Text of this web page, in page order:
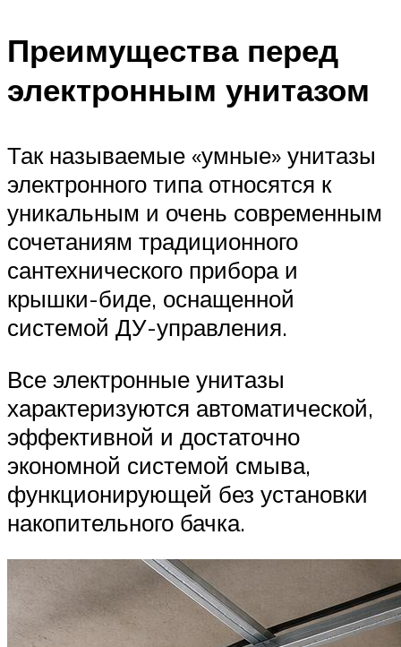
Преимущества перед
электронным унитазом
Так называемые «умные» унитазы
электронного типа относятся к
уникальным и очень современным
сочетаниям традиционного
сантехнического прибора и
крышки-биде, оснащенной
системой ДУ-управления.
Все электронные унитазы
характеризуются автоматической,
эффективной и достаточно
экономной системой смыва,
функционирующей без установки
накопительного бачка.